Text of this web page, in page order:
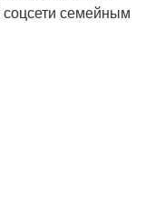
семейным